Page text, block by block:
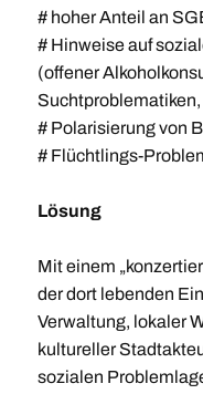
# hoher Anteil an
# Hinweise auf
(offener
# Polarisierung von
# Flüchtlings-
Lösung
Mit einem
der dort lebenden
Verwaltung, lokaler
kultureller
sozialen